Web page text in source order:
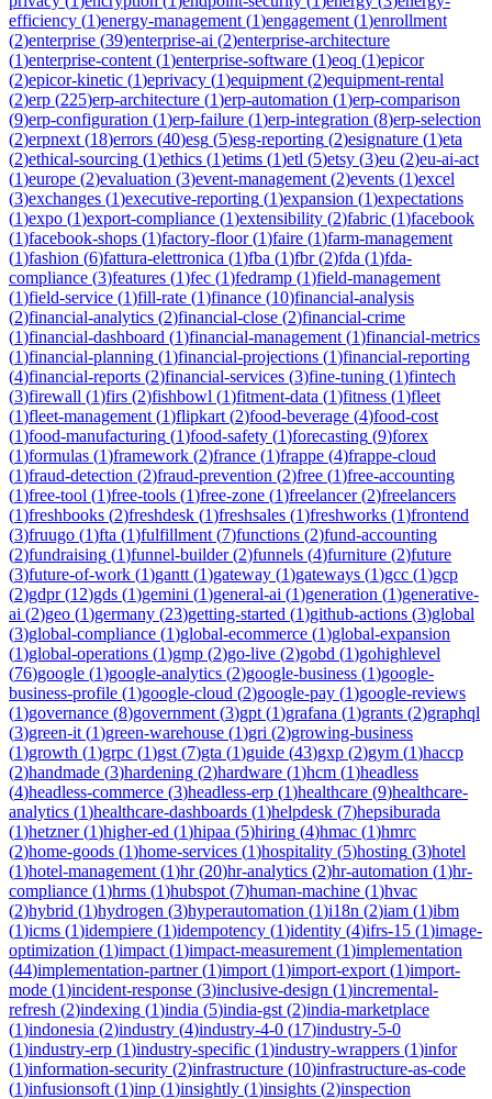
efficiency (1)energy-management (1)engagement (1)enrollment
(2)enterprise (39)enterprise-ai (2)enterprise-architecture
(1)enterprise-content (1)enterprise-software (1)eoq (1)epicor
(2)epicor-kinetic (1)eprivacy (1)equipment (2)equipment-rental
(2)erp (225)erp-architecture (1)erp-automation (1)erp-comparison
(9)erp-configuration (1)erp-failure (1)erp-integration (8)erp-selection
(2)erpnext (18)errors (40)esg (5)esg-reporting (2)esignature (1)eta
(2)ethical-sourcing (1)ethics (1)etims (1)etl (5)etsy (3)eu (2)eu-ai-act
(1)europe (2)evaluation (3)event-management (2)events (1)excel
(3)exchanges (1)executive-reporting (1)expansion (1)expectations
(1)expo (1)export-compliance (1)extensibility (2)fabric (1)facebook
(1)facebook-shops (1)factory-floor(1)faire (1)farm-management
(1)fashion (6)fattura-elettronica (1)fba (1)fbr(2)fda (1)fda-
compliance (3)features (1)fec (1)fedramp (1)field-management
(1)field-service (1)fill-rate (1)finance (10)financial-analysis
(2)financial-analytics (2)financial-close (2)financial-crime
(1)financial-dashboard (1)financial-management (1)financial-metrics
(1)financial-planning (1)financial-projections (1)financial-reporting
(4)financial-reports (2)financial-services (3)fine-tuning (1)fintech
(3)firewall (1)firs (2)fishbowl (1)fitment-data (1)fitness (1)fleet
(1)fleet-management (1)flipkart (2)food-beverage (4)food-cost
(1)food-manufacturing (1)food-safety (1)forecasting (9)forex
(1)formulas (1)framework (2)france (1)frappe (4)frappe-cloud
(1)fraud-detection (2)fraud-prevention (2)free (1)free-accounting
(1)free-tool (1)free-tools (1)free-zone (1)freelancer(2)freelancers
(1)freshbooks (2)freshdesk (1)freshsales (1)freshworks (1)frontend
(3)fruugo (1)fta (1)fulfillment (7)functions (2)fund-accounting
(2)fundraising (1)funnel-builder(2)funnels (4)furniture (2)future
(3)future-of-work (1)gantt (1)gateway (1)gateways (1)gcc (1)gcp
(2)gdpr(12)gds (1)gemini (1)general-ai (1)generation (1)generative-
ai (2)geo (1)germany (23)getting-started (1)github-actions (3)global
(3)global-compliance (1)global-ecommerce (1)global-expansion
(1)global-operations (1)gmp (2)go-live (2)gobd (1)gohighlevel
(76)google (1)google-analytics (2)google-business (1)google-
business-profile (1)google-cloud (2)google-pay (1)google-reviews
(1)governance (8)government (3)gpt (1)grafana (1)grants (2)graphql
(3)green-it (1)green-warehouse (1)gri (2)growing-business
(1)growth (1)grpc (1)gst (7)gta (1)guide (43)gxp (2)gym (1)haccp
(2)handmade (3)hardening (2)hardware (1)hcm (1)headless
(4)headless-commerce (3)headless-erp (1)healthcare (9)healthcare-
analytics (1)healthcare-dashboards (1)helpdesk (7)hepsiburada
(1)hetzner(1)higher-ed (1)hipaa (5)hiring (4)hmac (1)hmrc
(2)home-goods (1)home-services (1)hospitality (5)hosting (3)hotel
(1)hotel-management (1)hr(20)hr-analytics (2)hr-automation (1)hr-
compliance (1)hrms (1)hubspot (7)human-machine (1)hvac
(2)hybrid (1)hydrogen (3)hyperautomation (1)i18n (2)iam (1)ibm
(1)icms (1)idempiere (1)idempotency (1)identity (4)ifrs-15 (1)image-
optimization (1)impact (1)impact-measurement (1)implementation
(44)implementation-partner(1)import (1)import-export (1)import-
mode (1)incident-response (3)inclusive-design (1)incremental-
refresh (2)indexing (1)india (5)india-gst (2)india-marketplace
(1)indonesia (2)industry (4)industry-4-0 (17)industry-5-0
(1)industry-erp (1)industry-specific (1)industry-wrappers (1)infor
(1)information-security (2)infrastructure (10)infrastructure-as-code
(1)infusionsoft (1)inp (1)insightly (1)insights (2)inspection